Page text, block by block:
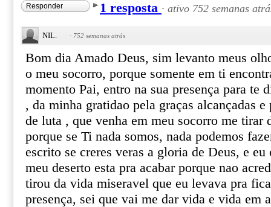
Responder 1 resposta · ativo 752 semanas
NIL. · 752 semanas atrás
Bom dia Amado Deus, sim levanto meus
o meu socorro, porque somente em ti
momento Pai, entro na sua presença para te
, da minha gratidao pela graças alcançadas
de luta , que venha em meu socorro me tirar
porque se Ti nada somos, nada podemos
escrito se creres veras a gloria de Deus, e
meu deserto esta pra acabar porque nao
tirou da vida miseravel que eu levava pra
presença, sei que vai me dar vida e vida em